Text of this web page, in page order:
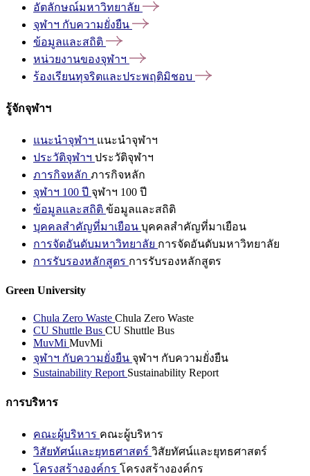
อัตลักษณ์มหาวิทยาลัย
จุฬาฯ กับความยั่งยืน
ข้อมูลและสถิติ
หน่วยงานของจุฬาฯ
ร้องเรียนทุจริตและประพฤติมิชอบ
รู้จักจุฬาฯ
แนะนำจุฬาฯ แนะนำจุฬาฯ
ประวัติจุฬาฯ ประวัติจุฬาฯ
ภารกิจหลัก ภารกิจหลัก
จุฬาฯ 100 ปี จุฬาฯ 100 ปี
ข้อมูลและสถิติ ข้อมูลและสถิติ
บุคคลสำคัญที่มาเยือน บุคคลสำคัญที่มาเยือน
การจัดอันดับมหาวิทยาลัย การจัดอันดับมหาวิทยาลัย
การรับรองหลักสูตร การรับรองหลักสูตร
Green University
Chula Zero Waste Chula Zero Waste
CU Shuttle Bus CU Shuttle Bus
MuvMi MuvMi
จุฬาฯ กับความยั่งยืน จุฬาฯ กับความยั่งยืน
Sustainability Report Sustainability Report
การบริหาร
คณะผู้บริหาร คณะผู้บริหาร
วิสัยทัศน์และยุทธศาสตร์ วิสัยทัศน์และยุทธศาสตร์
โครงสร้างองค์กร โครงสร้างองค์กร